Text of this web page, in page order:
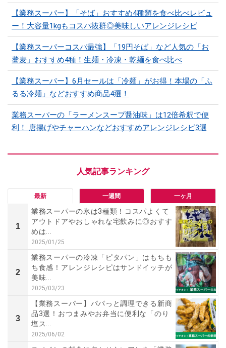
【業務スーパー】「そば」おすすめ4種類を食べ比べレビュ
ー！大容量1kgもコスパ抜群◎美味しいアレンジレシピ
【業務スーパーコスパ最強】「19円そば」など人気の「お
蕎麦」おすすめ4種！生麺・冷凍・乾麺を食べ比べ
【業務スーパー】6月セールは「冷麺」がお得！本場の「ふ
るる冷麺」などおすすめ商品4選！
業務スーパーの「ラーメンスープ醤油味」は12倍希釈で便
利！ 唐揚げやチャーハンなどおすすめアレンジレシピ3選
最新 一週間 一ヶ月
1
業務スーパーの氷は3種類！コスパよくて
アウトドアやおしゃれな宅飲みに◎おすす
めは...
2025/01/25
2
業務スーパーの冷凍「ピタパン」はもちも
ち食感！アレンジレシピはサンドイッチが
美味...
2025/03/23
3
【業務スーパー】パパっと調理できる新商
品3選！おつまみやお弁当に便利な「のり
塩ス...
2025/06/02